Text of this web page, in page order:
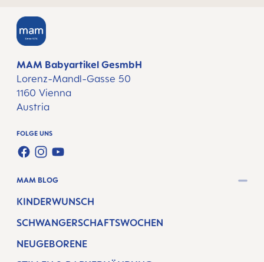
MAM Babyartikel GesmbH
Lorenz-Mandl-Gasse 50
1160 Vienna
Austria
FOLGE UNS
FACEBOOK
INSTAGRAM
YOUTUBE
MAM BLOG
KINDERWUNSCH
SCHWANGERSCHAFTSWOCHEN
NEUGEBORENE